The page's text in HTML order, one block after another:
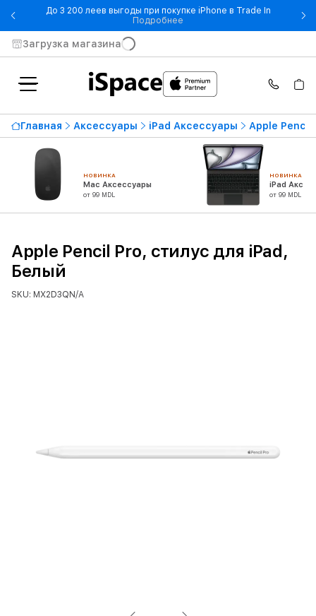
До 3 200 леев выгоды при покупке iPhone в Trade In
Подробнее - До 3 200 леев выгоды при
Загрузка магазина
Главная Аксессуары iPad Аксессуары Apple Pencil
НОВИНКА
Mac Аксессуары
от 99 MDL
НОВИНКА
iPad
от 99 MDL
Apple Pencil Pro, стилус для iPad,
Белый
SKU: MX2D3QN/A